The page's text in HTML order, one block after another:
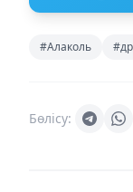
#Алаколь
Бөлісу: